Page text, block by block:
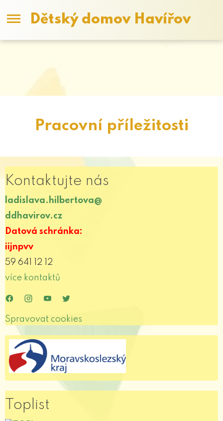
Dětský domov Havířov
Pracovní příležitosti
Kontaktujte nás
ladislava.hilbertova@
ddhavirov.cz
Datová schránka:
iijnpvv
59 641 12 12
více kontaktů
Spravovat cookies
Toplist